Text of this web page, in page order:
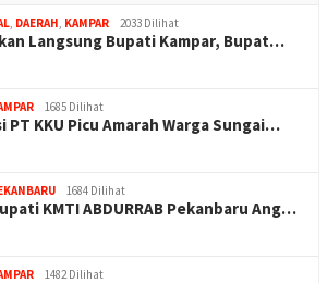
, DAERAH, KAMPAR 2033 Dilihat
Langsung Bupati Kampar, Bupat…
1685 Dilihat
PT KKU Picu Amarah Warga Sungai…
1684 Dilihat
KMTI ABDURRAB Pekanbaru Ang…
1482 Dilihat